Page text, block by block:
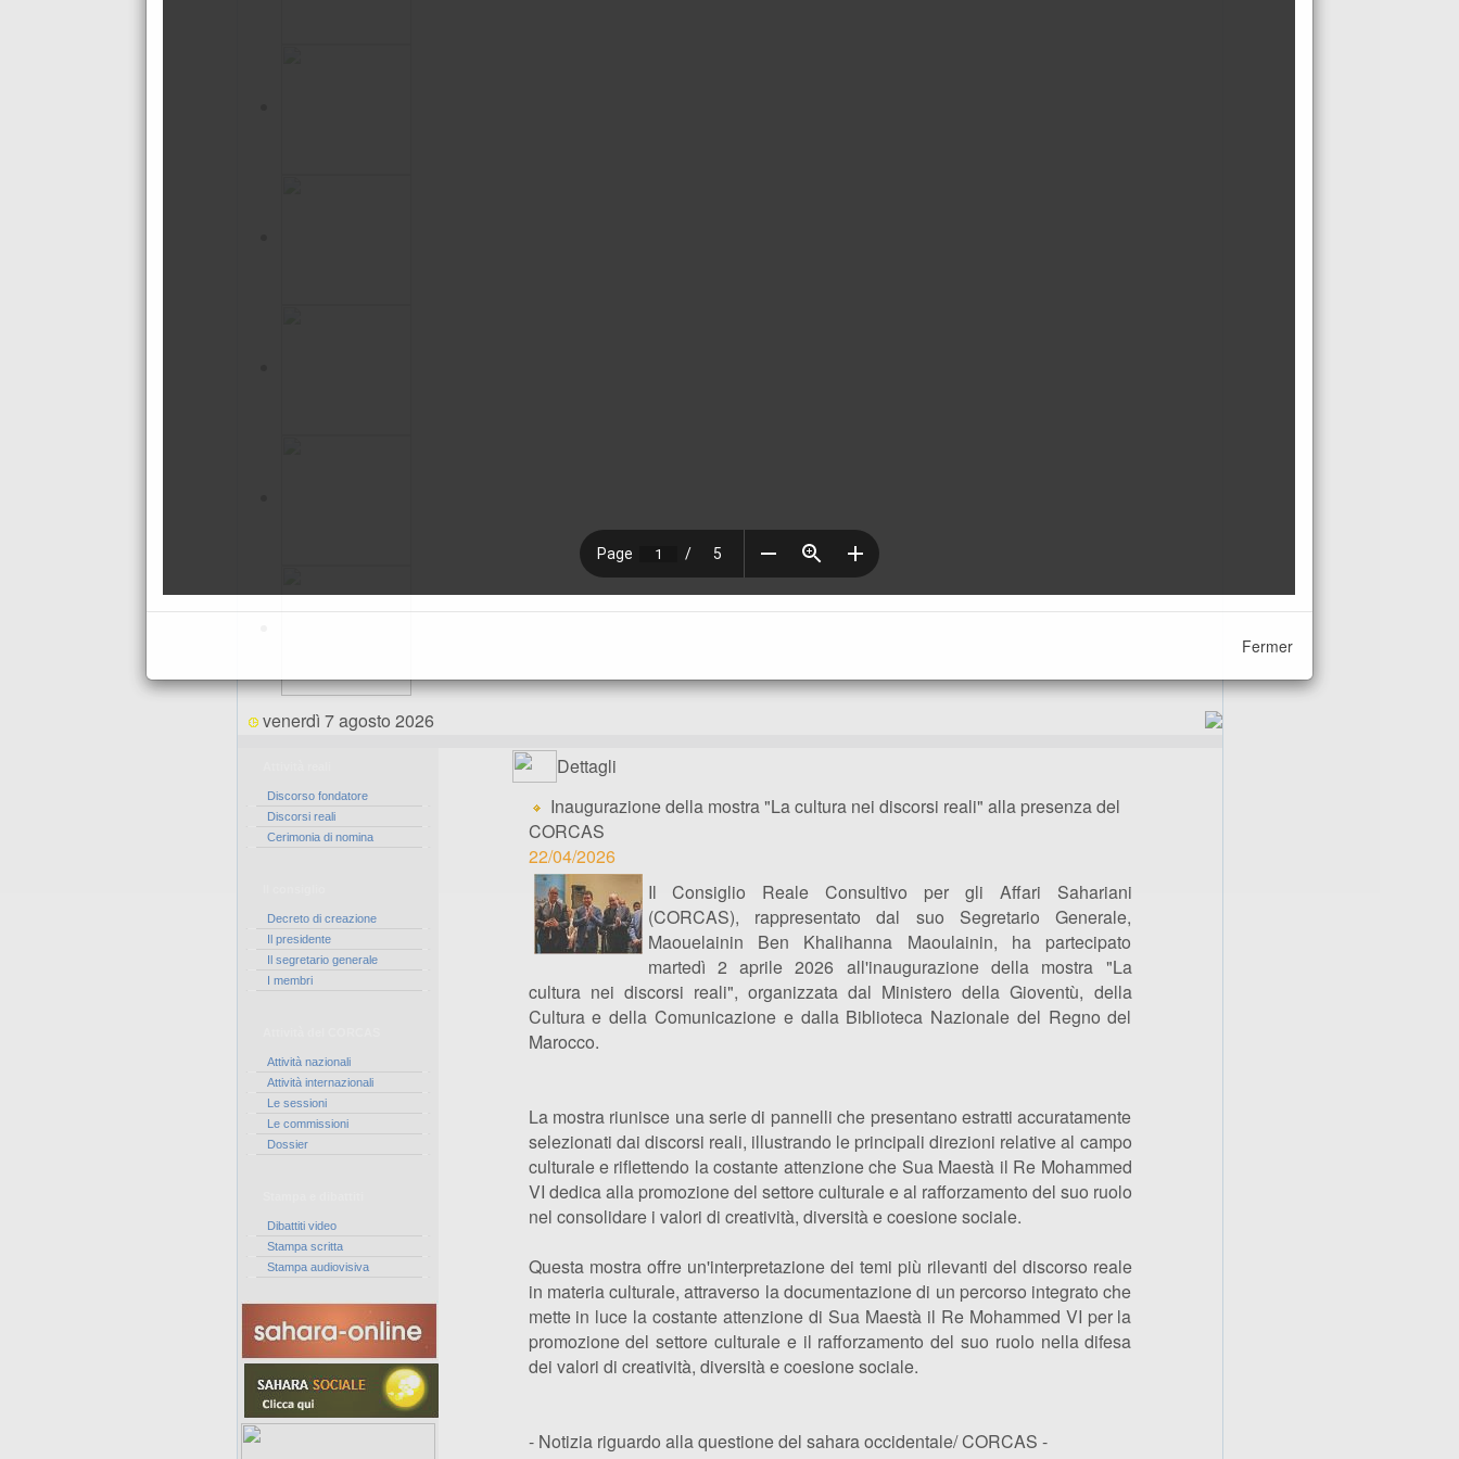
venerdì 7 agosto 2026
Discorso fondatore
Discorsi reali
Cerimonia di nomina
Decreto di creazione
Il presidente
Il segretario generale
I membri
Attività nazionali
Attività internazionali
Le sessioni
Le commissioni
Dossier
Dibattiti video
Stampa scritta
Stampa audiovisiva
Dettagli
Inaugurazione della mostra "La cultura nei discorsi reali" alla presenza del
CORCAS
22/04/2026
Il Consiglio Reale Consultivo per gli Affari Sahariani
(CORCAS), rappresentato dal suo Segretario Generale,
Maouelainin Ben Khalihanna Maoulainin, ha partecipato
martedì 2 aprile 2026 all'inaugurazione della mostra "La
cultura nei discorsi reali", organizzata dal Ministero della Gioventù, della
Cultura e della Comunicazione e dalla Biblioteca Nazionale del Regno del
Marocco.
La mostra riunisce una serie di pannelli che presentano estratti accuratamente
selezionati dai discorsi reali, illustrando le principali direzioni relative al campo
culturale e riflettendo la costante attenzione che Sua Maestà il Re Mohammed
VI dedica alla promozione del settore culturale e al rafforzamento del suo ruolo
nel consolidare i valori di creatività, diversità e coesione sociale.
Questa mostra offre un'interpretazione dei temi più rilevanti del discorso reale
in materia culturale, attraverso la documentazione di un percorso integrato che
mette in luce la costante attenzione di Sua Maestà il Re Mohammed VI per la
promozione del settore culturale e il rafforzamento del suo ruolo nella difesa
dei valori di creatività, diversità e coesione sociale.
- Notizia riguardo alla questione del sahara occidentale/ CORCAS -
Fermer